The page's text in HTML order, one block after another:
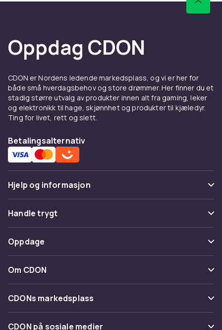
Oppdag CDON
CDON er Nordens ledende markedsplass, og vi er her for
både små hverdagsbehov og store drømmer. Her finner du et
stadig større utvalg av produkter innen alt fra gaming, leker
og elektronikk til hage, skjønnhet og produkter til kjæledyr.
Ting for livet, rett og slett.
Betalingsalternativ
Hjelp og informasjon
Vanlige spørsmål
Spor pakke
Angre & returner her
Kontakt oss
Handle trygt
Betaling
Levering
Tilbakekallinger
Oppdage
Kategorier
Varemerker
Om CDON
Om oss
Kundeanmeldelser
CDONs markedsplass
Merchant Help Center
CDON på sosiale medier